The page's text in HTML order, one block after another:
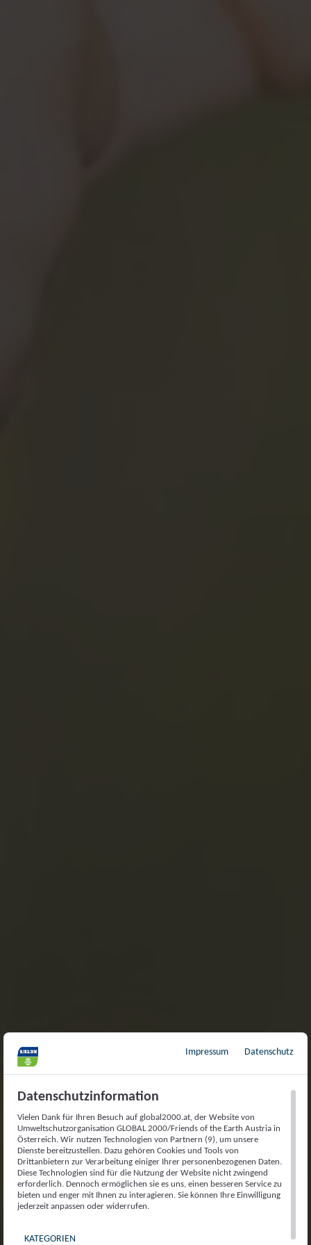
Impressum Datenschutz
Datenschutzinformation
Vielen Dank für Ihren Besuch auf global2000.at, der Website von
Umweltschutzorganisation GLOBAL 2000/Friends of the Earth Austria in
Österreich. Wir nutzen Technologien von Partnern (9), um unsere
Dienste bereitzustellen. Dazu gehören Cookies und Tools von
Drittanbietern zur Verarbeitung einiger Ihrer personenbezogenen Daten.
Diese Technologien sind für die Nutzung der Website nicht zwingend
erforderlich. Dennoch ermöglichen sie es uns, einen besseren Service zu
bieten und enger mit Ihnen zu interagieren. Sie können Ihre Einwilligung
jederzeit anpassen oder widerrufen.
KATEGORIEN